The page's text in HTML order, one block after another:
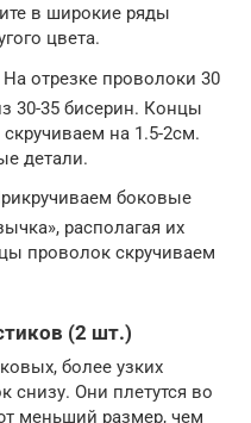
в широкие ряды
цвета.
отрезке проволоки 30
30-35 бисерин. Концы
на 1.5-2см.
детали.
боковые
располагая их
проволок скручиваем
(2 шт.)
более узких
снизу. Они плетутся во
меньший размер, чем